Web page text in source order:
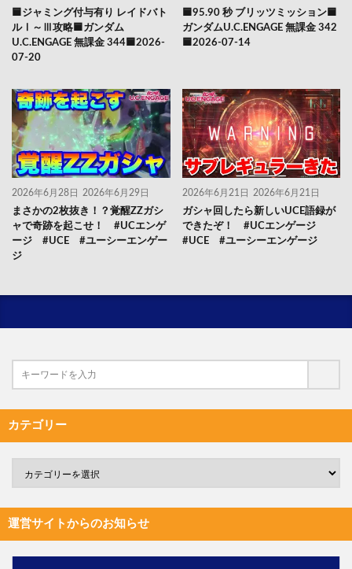
🟦ジャミング付与有り レイドバト
ルⅠ～Ⅲ攻略🟦ガンダム
U.C.ENGAGE 無課金 344🟦2026-
07-20
🟦95.90 秒 ブリッツミッション🟦
ガンダムU.C.ENGAGE 無課金 342
🟦2026-07-14
2026年6月28日 2026年6月29日
まさかの2枚抜き！？覚醒ZZガシ
ャで奇跡を起こせ！ #UCエンゲ
ージ #UCE #ユーシーエンゲー
ジ
2026年6月21日 2026年6月21日
ガシャ回したら新しいUCE語録が
できたぞ！ #UCエンゲージ
#UCE #ユーシーエンゲージ
カテゴリー
運営サイトからのお知らせ